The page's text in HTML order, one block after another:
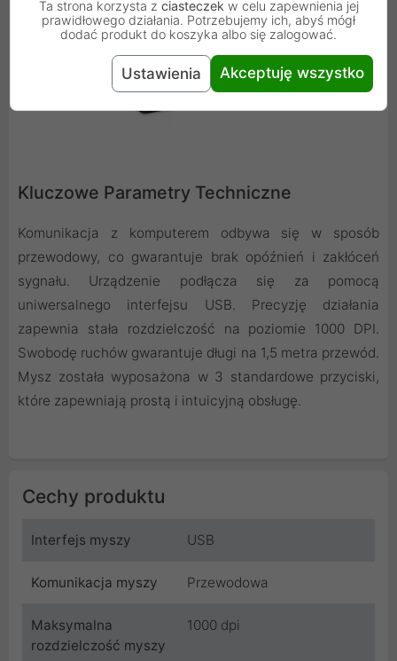
Kluczowe Parametry Techniczne
Komunikacja z komputerem odbywa się w sposób
przewodowy, co gwarantuje brak opóźnień i zakłóceń
sygnału. Urządzenie podłącza się za pomocą
uniwersalnego interfejsu USB. Precyzję działania
zapewnia stała rozdzielczość na poziomie 1000 DPI.
Swobodę ruchów gwarantuje długi na 1,5 metra przewód.
Mysz została wyposażona w 3 standardowe przyciski,
które zapewniają prostą i intuicyjną obsługę.
Cechy produktu
Interfejs myszy USB
Komunikacja myszy Przewodowa
Maksymalna
rozdzielczość myszy
1000 dpi
Ta strona korzysta z ciasteczek w celu zapewnienia jej
prawidłowego działania. Potrzebujemy ich, abyś mógł
dodać produkt do koszyka albo się zalogować.
Ustawienia Akceptuję wszystko